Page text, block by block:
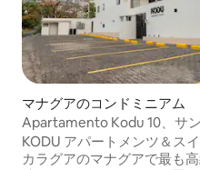
マナグアのコンドミニアム
Apartamento Kodu 10、サ
ゴ、マナグア
KODU アパートメンツ＆ス
カラグアのマナグアで最も